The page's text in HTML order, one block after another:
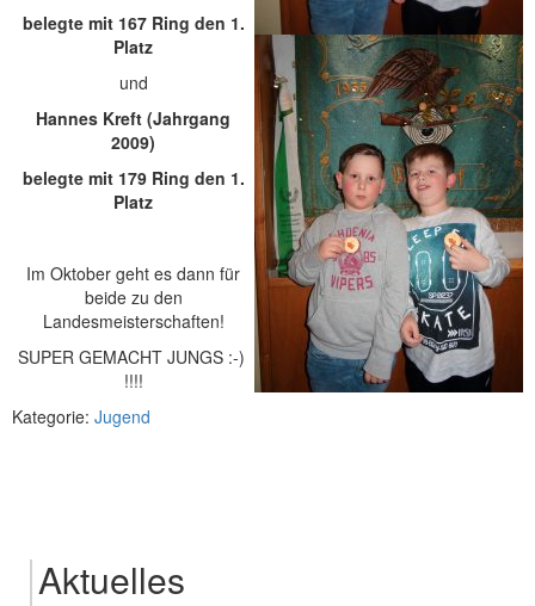
belegte mit 167 Ring den 1.
Platz
und
Hannes Kreft (Jahrgang
2009)
belegte mit 179 Ring den 1.
Platz
Im Oktober geht es dann für
beide zu den
Landesmeisterschaften!
SUPER GEMACHT JUNGS :-)
!!!!
Kategorie: Jugend
Aktuelles